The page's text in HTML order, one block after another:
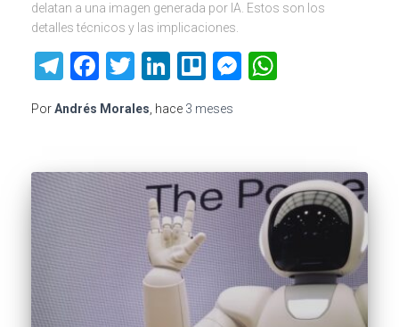
delatan a una imagen generada por IA. Estos son los
detalles técnicos y las implicaciones.
Telegram
Facebook
Twitter
LinkedIn
TrelloMessenger
PorAndrés Morales , hace 3 meses